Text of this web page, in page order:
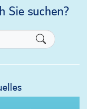
Sie suchen?